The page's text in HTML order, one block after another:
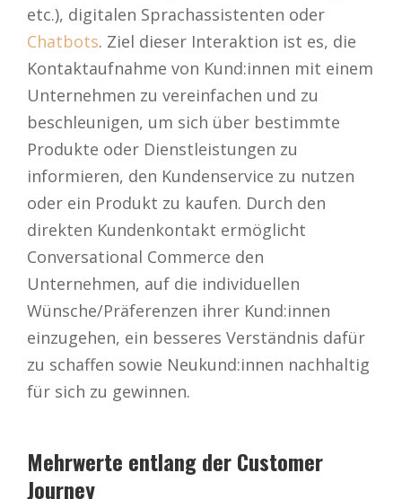
etc.), digitalen Sprachassistenten oder
Chatbots. Ziel dieser Interaktion ist es, die
Kontaktaufnahme von Kund:innen mit einem
Unternehmen zu vereinfachen und zu
beschleunigen, um sich über bestimmte
Produkte oder Dienstleistungen zu
informieren, den Kundenservice zu nutzen
oder ein Produkt zu kaufen. Durch den
direkten Kundenkontakt ermöglicht
Conversational Commerce den
Unternehmen, auf die individuellen
Wünsche/Präferenzen ihrer Kund:innen
einzugehen, ein besseres Verständnis dafür
zu schaffen sowie Neukund:innen nachhaltig
für sich zu gewinnen.
Mehrwerte entlang der Customer
Journey